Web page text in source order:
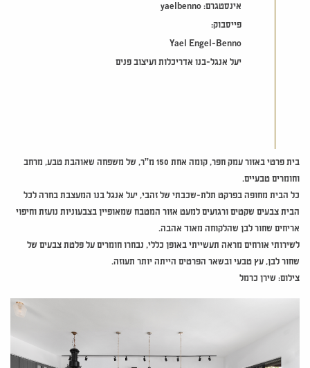
אינסטגרם: yaelbenno
פייסבוק:
Yael Engel-Benno
יעל אנגל-בנו אדריכלות ועיצוב פנים
בית פרטי באזור עמק חפר, קומה אחת 150 מ”ר, של משפחה שאוהבת טבע, מרחב
וחומרים טבעיים.
כל הבית מחופה בפרקט תלת-שכבתי של זהבי, יעל אנגל בנו המעצבת בחרה לכל
הבית צבעים שקטים ורגועים למעט אזור המטבח שמאופיין בצבעוניות נועזת וחיפוי
אריחים שחור לבן שהלקוחה מאוד אהבה.
לשירותי אורחים מראה תעשייתי באופן כללי, נבחרו חומרים על פלטת צבעים של
שחור לבן, עץ טבעי ובשאר הפרטים הייתה יותר תעוזה.
צילום: שירן כרמל